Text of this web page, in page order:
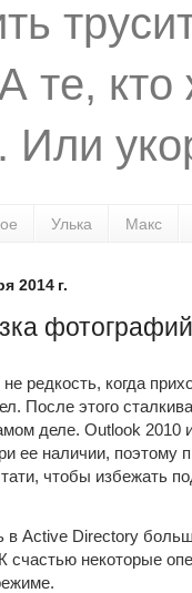
те,
Или
Улька Макс
2014 г.
редкость, когда
После этого
деле. Outlook 2010
ее наличии, поэтому
чтобы избежать
в Active Directory
счастью некоторые